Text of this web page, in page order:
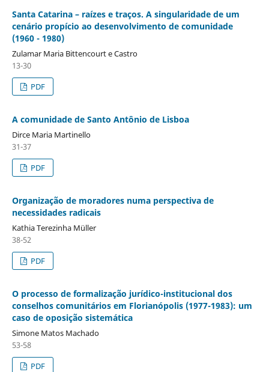
Santa Catarina – raízes e traços. A singularidade de um
cenário propício ao desenvolvimento de comunidade
(1960 - 1980)
Zulamar Maria Bittencourt e Castro
13-30
PDF
A comunidade de Santo Antônio de Lisboa
Dirce Maria Martinello
31-37
PDF
Organização de moradores numa perspectiva de
necessidades radicais
Kathia Terezinha Müller
38-52
PDF
O processo de formalização jurídico-institucional dos
conselhos comunitários em Florianópolis (1977-1983): um
caso de oposição sistemática
Simone Matos Machado
53-58
PDF